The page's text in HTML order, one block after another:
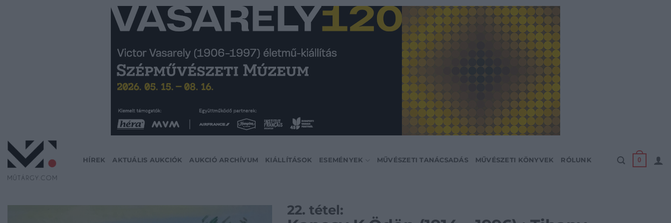
HÍREK AKTUÁLIS AUKCIÓK AUKCIÓ ARCHÍVUM KIÁLLÍTÁSOK ESEMÉNYEK MŰVÉSZETI TANÁCSADÁS MŰVÉSZETI KÖNYVEK RÓLUNK 0
22. tétel: